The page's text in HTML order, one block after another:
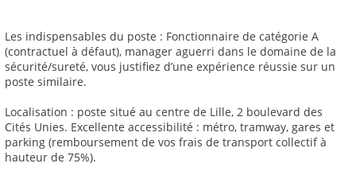
Les indispensables du poste : Fonctionnaire de catégorie A
(contractuel à défaut), manager aguerri dans le domaine de la
sécurité/sureté, vous justifiez d’une expérience réussie sur un
poste similaire.
Localisation : poste situé au centre de Lille, 2 boulevard des
Cités Unies. Excellente accessibilité : métro, tramway, gares et
parking (remboursement de vos frais de transport collectif à
hauteur de 75%).